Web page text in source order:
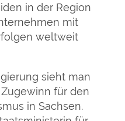
in der Region
mit
weltweit
sieht man
für den
in Sachsen.